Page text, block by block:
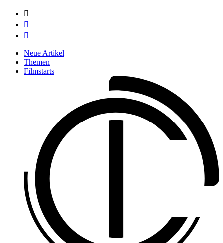



Neue Artikel
Themen
Filmstarts